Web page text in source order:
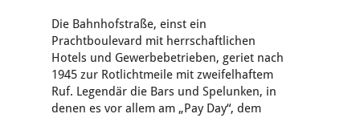
Die Bahnhofstraße, einst ein
Prachtboulevard mit herrschaftlichen
Hotels und Gewerbebetrieben, geriet nach
1945 zur Rotlichtmeile mit zweifelhaftem
Ruf. Legendär die Bars und Spelunken, in
denen es vor allem am „Pay Day“, dem